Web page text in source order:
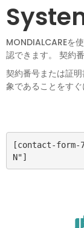
MONDIALCAREを
認できます。 契約
契約番号または証
象であることをすぐ
[contact-
N"]